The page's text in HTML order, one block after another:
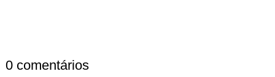
0 comentários